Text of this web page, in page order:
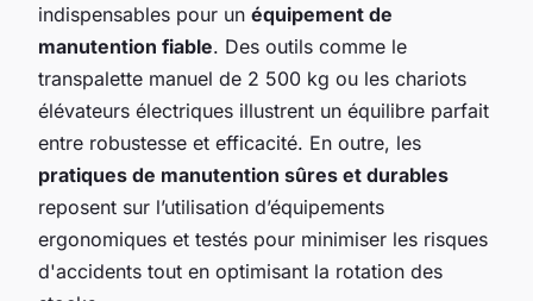
indispensables pour un équipement de
manutention fiable. Des outils comme le
transpalette manuel de 2 500 kg ou les chariots
élévateurs électriques illustrent un équilibre parfait
entre robustesse et efficacité. En outre, les
pratiques de manutention sûres et durables
reposent sur l’utilisation d’équipements
ergonomiques et testés pour minimiser les risques
d'accidents tout en optimisant la rotation des